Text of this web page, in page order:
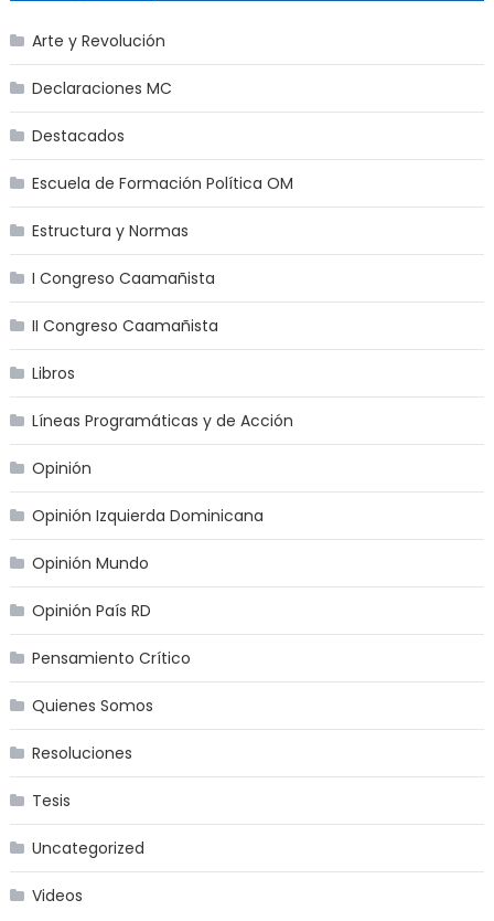
Arte y Revolución
Declaraciones MC
Destacados
Escuela de Formación Política OM
Estructura y Normas
I Congreso Caamañista
II Congreso Caamañista
Libros
Líneas Programáticas y de Acción
Opinión
Opinión Izquierda Dominicana
Opinión Mundo
Opinión País RD
Pensamiento Crítico
Quienes Somos
Resoluciones
Tesis
Uncategorized
Videos